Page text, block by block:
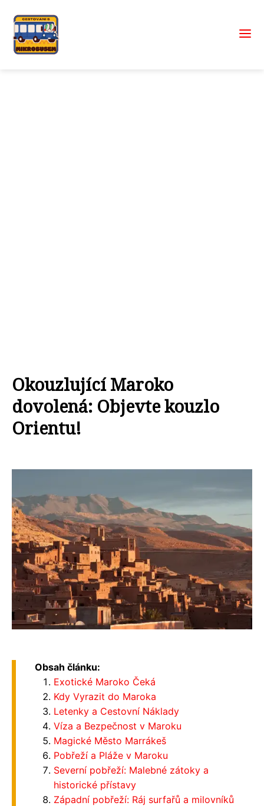
Okouzlující Maroko
dovolená: Objevte kouzlo
Orientu!
Obsah článku:
Exotické Maroko Čeká
Kdy Vyrazit do Maroka
Letenky a Cestovní Náklady
Víza a Bezpečnost v Maroku
Magické Město Marrákeš
Pobřeží a Pláže v Maroku
Severní pobřeží: Malebné zátoky a
historické přístavy
Západní pobřeží: Ráj surfařů a milovníků